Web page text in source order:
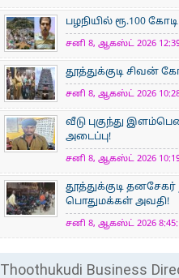
பழநியில் ரூ.100
சனி 8, ஆகஸ்ட் 2026
தூத்துக்குடி சிவன்
சனி 8, ஆகஸ்ட் 2026
வீடு புகுந்து
அடைப்பு!
சனி 8, ஆகஸ்ட் 2026
தூத்துக்குடி
பொதுமக்கள் அவதி!
சனி 8, ஆகஸ்ட் 2026
Thoothukudi Business